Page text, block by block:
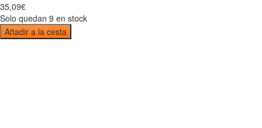
35,09€
Solo quedan 9 en stock
Añadir a la cesta